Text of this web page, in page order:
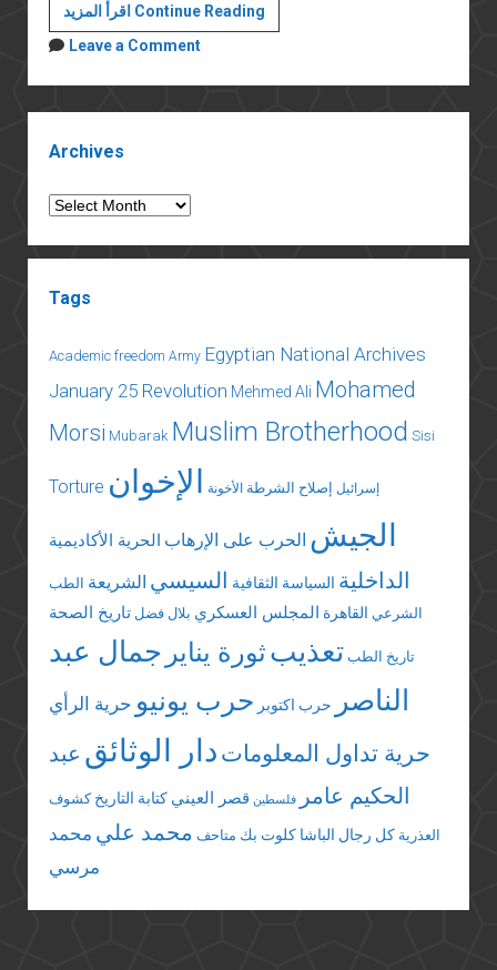
اقرأ المزيد Continue Readingعن
الصهيانة
Leave a Comment
Archives
Archives
Tags
Academic freedom Army Egyptian National Archives
January 25 Revolution Mehmed Ali Mohamed
Morsi Mubarak Muslim Brotherhood Sisi
Torture إسرائيل إصلاح الشرطة الأخونة الإخوان
الجيش الحرب على الإرهاب الحرية الأكاديمية
الداخلية السياسة الثقافية السيسي الشريعة الطب
الشرعي القاهرة المجلس العسكري بلال فضل تاريخ الصحة
تاريخ الطب تعذيبثورة يناير جمال عبد
الناصر
حرب اكتوبر حرب يونيو حرية الرأي
حرية تداول المعلومات دار الوثائق عبد
الحكيم عامر
فلسطين قصر العيني كتابة التاريخ كشوف
العذرية كل رجال الباشا كلوت بك متاحف محمد علي محمد
مرسي